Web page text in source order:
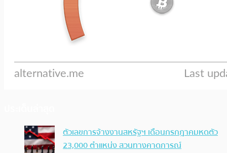
ตัวเลขการจ้างงานสหรัฐฯ เดือนกรกฎาคมหดตัว
23,000 ตำแหน่ง สวนทางคาดการณ์